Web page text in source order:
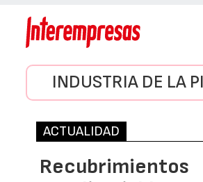
INDUSTRIA DE LA
ACTUALIDAD
Recubrimientos